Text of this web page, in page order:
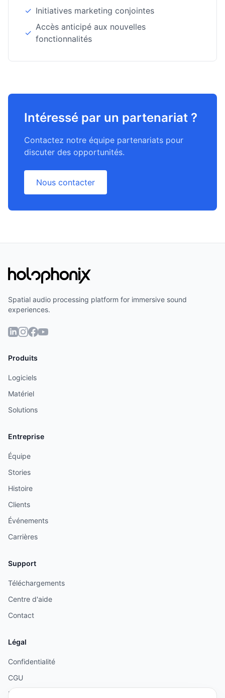
English
✓ Initiatives marketing conjointes
✓
Accès anticipé aux nouvelles
fonctionnalités
Intéressé par un partenariat ?
Contactez notre équipe partenariats pour
discuter des opportunités.
Nous contacter
Spatial audio processing platform for immersive sound
experiences.
Produits
Logiciels
Matériel
Solutions
Entreprise
Équipe
Stories
Histoire
Clients
Événements
Carrières
Support
Téléchargements
Centre d'aide
Contact
Légal
Confidentialité
CGU
Mentions légales